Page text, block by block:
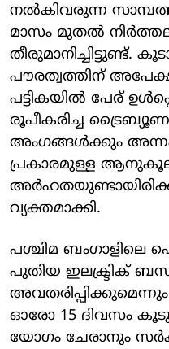
നല്‍കിവരുന്ന
മാസം മുതല്‍
തീരുമാനിച്ചിട്ടുണ്ട്.
പൗരത്വത്തിന്
പട്ടികയില്‍ പേര്
രൂപീകരിച്ച
അംഗങ്ങള്‍ക്കും
പ്രകാരമുള്ള
വ്യക്തമാക്കി.
പശ്ചിമ ബംഗാളിലെ
പുതിയ ഇലക്ട്രിക്
ഓരോ 15 ദിവസം
യോഗം ചേരാനും